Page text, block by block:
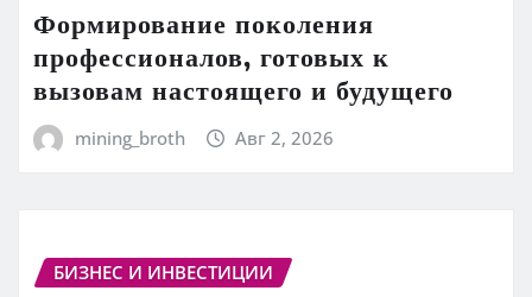
Формирование поколения
профессионалов, готовых к
вызовам настоящего и будущего
mining_broth Авг 2, 2026
БИЗНЕС И ИНВЕСТИЦИИ